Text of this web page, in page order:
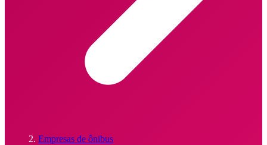
Empresas de ônibus